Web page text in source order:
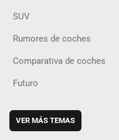
SUV
Rumores de coches
Comparativa de coches
Futuro
VER MÁS TEMAS